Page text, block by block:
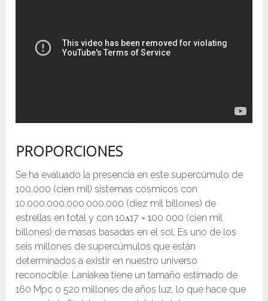
PROPORCIONES
Se ha evaluado la presencia en este supercúmulo de
100.000 (cien mil) sistemas cósmicos con
10.000.000.000.000.000 (diez mil billones) de
estrellas en total y con 10ᴧ17 = 100 000 (cien mil
billones) de masas basadas en él sol. Es uno de los
seis millones de supercúmulos que están
determinados a existir en nuestro universo
reconocible. Laniakea tiene un tamaño estimado de
160 Mpc o 520 millones de años luz, lo que hace que